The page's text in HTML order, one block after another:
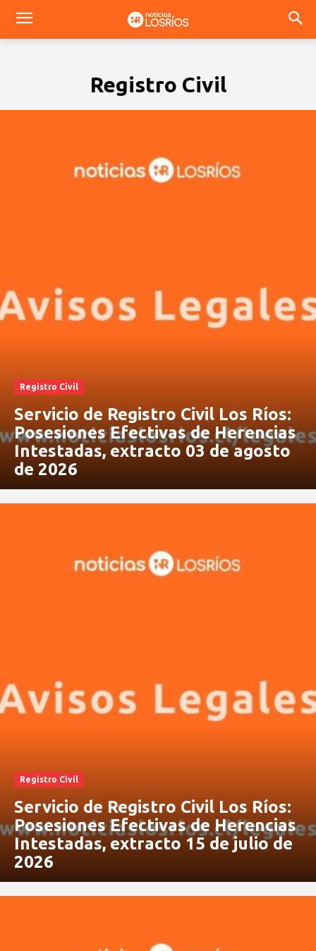
Registro Civil
Registro Civil
Servicio de Registro Civil Los Ríos:
Posesiones Efectivas de Herencias
Intestadas, extracto 03 de agosto
de 2026
Registro Civil
Servicio de Registro Civil Los Ríos:
Posesiones Efectivas de Herencias
Intestadas, extracto 15 de julio de
2026